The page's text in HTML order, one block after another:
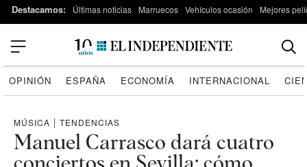
Destacamos: Últimas noticias Marruecos Vehículos ocasión Mejores
OPINIÓN ESPAÑA ECONOMÍA INTERNACIONAL
MÚSICA | TENDENCIAS
Manuel Carrasco dará cuatro